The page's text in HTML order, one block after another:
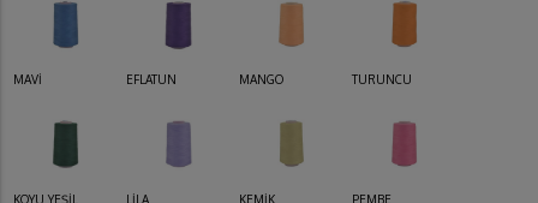
MAVİ EFLATUN MANGO TURUNCU
KOYU YEŞİL LİLA KEMİK PEMBE